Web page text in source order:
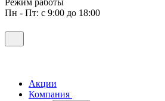
Режим работы
Пн - Пт: с 9:00 до 18:00
Акции
Компания